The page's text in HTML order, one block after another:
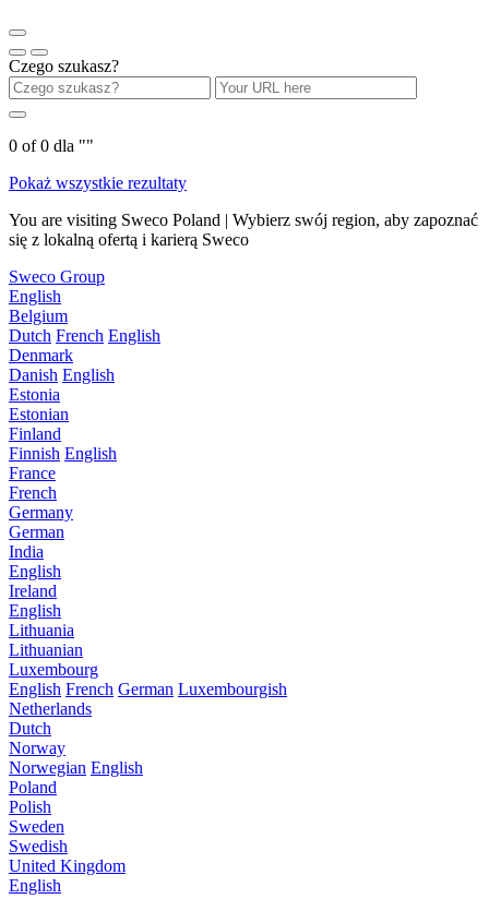
Czego szukasz?
0 of0 dla ""
Pokaż wszystkie rezultaty
You are visiting Sweco Poland | Wybierz swój region, aby zapoznać
się z lokalną ofertą i karierą Sweco
Sweco Group
English
Belgium
Dutch French English
Denmark
Danish English
Estonia
Estonian
Finland
Finnish English
France
French
Germany
German
India
English
Ireland
English
Lithuania
Lithuanian
Luxembourg
English French German Luxembourgish
Netherlands
Dutch
Norway
Norwegian English
Poland
Polish
Sweden
Swedish
United Kingdom
English